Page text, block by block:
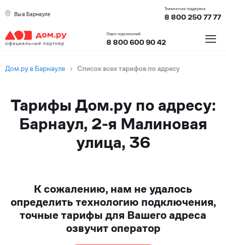
Вы в Барнауле
Техническая поддержка:
8 800 250 77 77
Отдел подключений:
8 800 600 90 42 ≡
Дом.ру в Барнауле › Список всех тарифов по адресу
Тарифы Дом.ру по адресу:
Барнаул, 2-я Малиновая
улица, 36
К сожалению, нам не удалось
определить технологию подключения,
точные тарифы для Вашего адреса
озвучит оператор